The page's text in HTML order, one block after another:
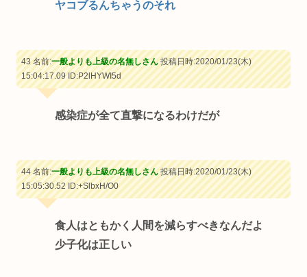
ヤコブるんちゃうのそれ
43 名前:一般よりも上級の名無しさん投稿日時:2020/01/23(木)
15:04:17.09ID:P2lHYWI5d
感染症が全て直撃になるわけだが
44 名前:一般よりも上級の名無しさん投稿日時:2020/01/23(木)
15:05:30.52ID:+SlbxH/O0
食人はともかく人間を減らすべきなんだよ
少子化は正しい